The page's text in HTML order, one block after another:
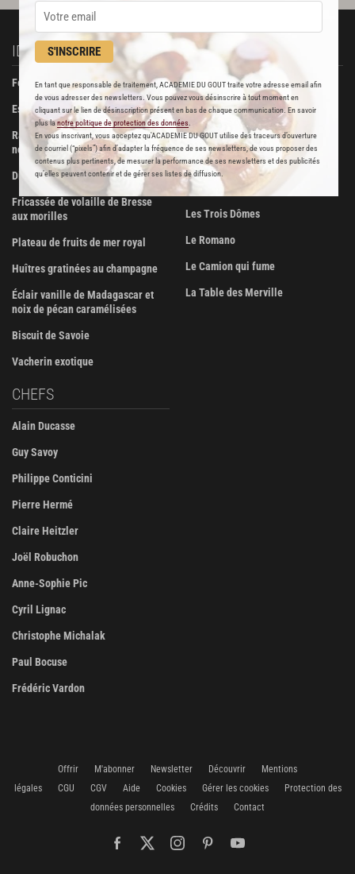
S'INSCRIRE
En tant que responsable de traitement, ACADEMIE DU GOUT traite votre adresse email afin
de vous adresser des newsletters. Vous pouvez vous désinscrire à tout moment en
cliquant sur le lien de désinscription présent en bas de chaque communication. En savoir
plus lanotre politique de protection des données
En vous inscrivant, vous acceptez qu'ACADEMIE DU GOUT utilise des traceurs d’ouverture
de courriel (“pixels”) afin d’adapter la fréquence de ses newsletters, de vous proposer des
contenus plus pertinents, de mesurer la performance de ses newsletters et des publicités
qu’elles peuvent contenir et de gérer ses listes de diffusion.
IDÉES RECETTES
Foie gras de canard confit
Escalopes de foie gras poêlées
Ravioli de foie gras aux truffes
noires
Dinde farcie aux fruits secs
Fricassée de volaille de Bresse
aux morilles
Plateau de fruits de mer royal
Huîtres gratinées au champagne
Éclair vanille de Madagascar et
noix de pécan caramélisées
Biscuit de Savoie
Vacherin exotique
À DÉCOUVRIR
Beurre Bordier
La Pâtisserie des Rêves
Boucherie Metzger et André
Maison Viennet
Poissonnerie Vianey
Les Trois Dômes
Le Romano
Le Camion qui fume
La Table des Merville
CHEFS
Alain Ducasse
Guy Savoy
Philippe Conticini
Pierre Hermé
Claire Heitzler
Joël Robuchon
Anne-Sophie Pic
Cyril Lignac
Christophe Michalak
Paul Bocuse
Frédéric Vardon
Offrir M'abonner Newsletter Découvrir
Mentions
légales
CGU CGV Aide Cookies Gérer les cookies
Protection des
données personnelles
Crédits Contact